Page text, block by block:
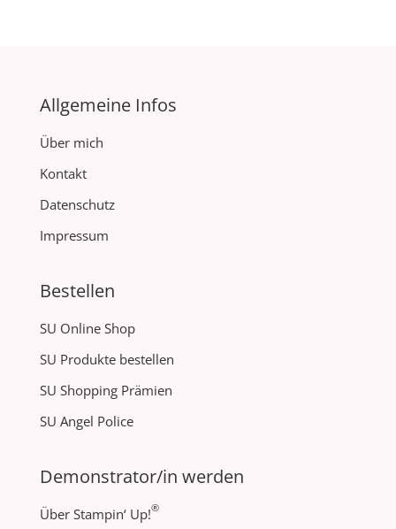
Allgemeine Infos
Über mich
Kontakt
Datenschutz
Impressum
Bestellen
SU Online Shop
SU Produkte bestellen
SU Shopping Prämien
SU Angel Police
Demonstrator/in werden
Über Stampin‘ Up!®